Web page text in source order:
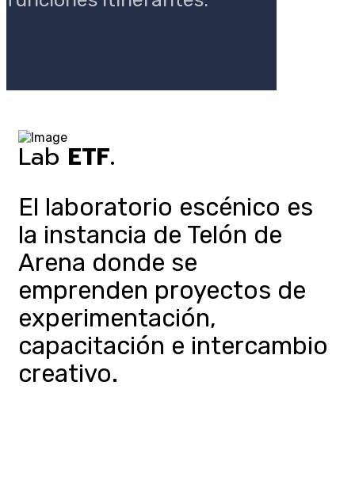
Lab ETF.
El laboratorio escénico es
la instancia de Telón de
Arena donde se
emprenden proyectos de
experimentación,
capacitación e intercambio
creativo.